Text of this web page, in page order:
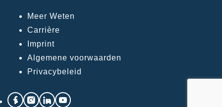
Meer Weten
Carrière
Imprint
Algemene voorwaarden
Privacybeleid